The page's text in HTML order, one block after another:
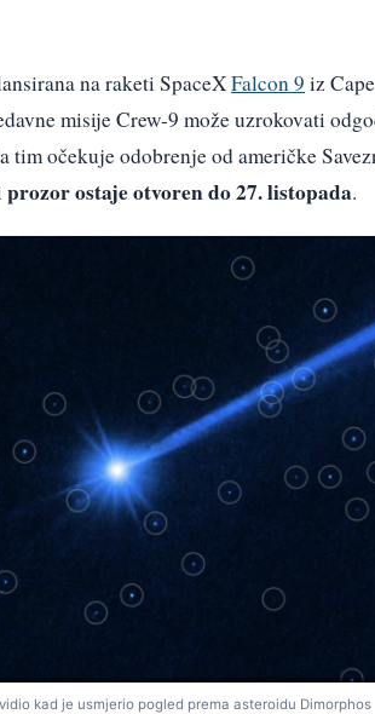
na raketi SpaceXFalcon 9 iz
misije Crew-9 može uzrokovati
tim očekuje odobrenje od američke
prozor ostaje otvoren do 27. listopada.
kad je usmjerio pogled prema asteroidu Dimorphos